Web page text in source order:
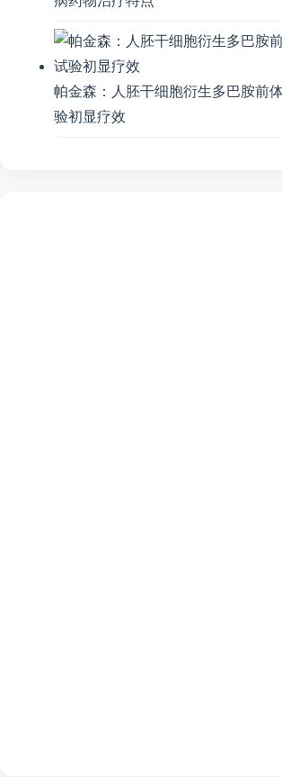
帕金森：人胚干细胞衍生多巴胺前
验初显疗效